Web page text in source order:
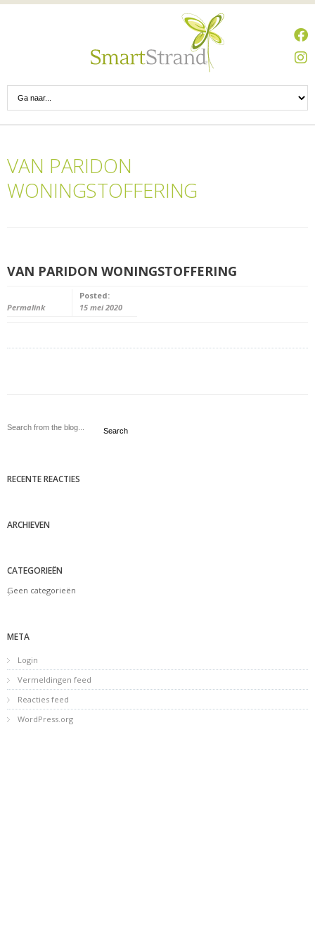
VAN PARIDON
WONINGSTOFFERING
VAN PARIDON WONINGSTOFFERING
Permalink
Posted:
15 mei 2020
Search
RECENTE REACTIES
ARCHIEVEN
CATEGORIEËN
Geen categorieën
META
Login
Vermeldingen feed
Reacties feed
WordPress.org